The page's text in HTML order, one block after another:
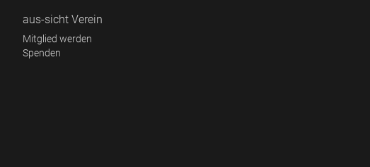
aus-sicht Verein
Mitglied werden
Spenden